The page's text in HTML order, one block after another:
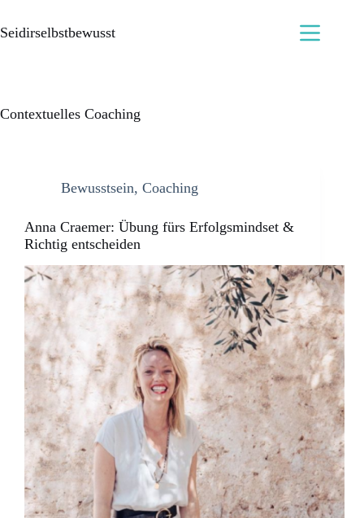
Seidirselbstbewusst
Contextuelles Coaching
Bewusstsein, Coaching
Anna Craemer: Übung fürs Erfolgsmindset &
Richtig entscheiden